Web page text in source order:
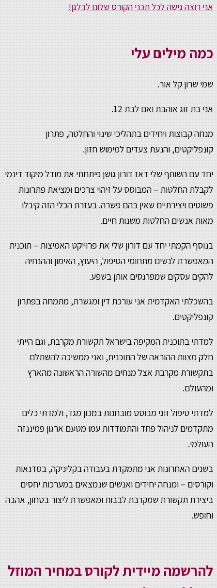
אני רוצה גישה לכל תכני הקורס שלום לבלגן!
כמה מילים עלי
שמי שרון קל אור.
אני בת זוג אוהבת ואם לבת 12.
מנחה קבוצות ויחידים בתהליכי שינוי והחלטה, פתרון
קונפליקטים, והנעת צעדים למימוש חזון.
יחד עם השותף שלי דאז דורון גושן פיתחתי את מודל מיקוד דינמי
לקבלת החלטות – המבוסס על זיהוי צרכים ומציאת פתרונות
פשוטים ויצירתיים שאין בהם פשרה. בעזרת הכלי הזה קיבלו
מאות אנשים החלטות משנות חיים.
בנוסף הקמתי יחד עם דורון שלי את פרוייקט האמיצות – תוכנית
המאפשרת לנשים מתחומי הטיפול, היעוץ, האימון וההנחיה
להקים עסקים שמפרנסים אותן בשפע.
בהשכלתי האקדמית אני עורכת דין ומגשרת, מתמחה בפתרון
קונפליקטים.
למדתי בתוכנית המקיפה בישראל תקשורת מקרבת, וגם הייתי
חלק מצוות ההוראה של התוכנית, ואני ממשיכה להשתלם
בתקשורת מקרבת אצל מנחים מהשורה הראשונה מהארץ
ומהעולם.
למדתי טיפול זוגי מבוסס מובחנות במכון מגד, ולמדתי כלים
מתקדמים לניהול פחד והתמודדות עמו מטעם ארגון פמיננזה
העולמי.
בשנים האחרונות אני מתמקדת בעבודה בקליניקה, בסדנאות
וקורסים – ומנחה יחידים ואנשים שנמצאים במערכות יחסים
ביצירת תקשורת שמקרבת לבבות ומאפשרת ליצור בטחון, אהבה
וחופש.
להרשמה מיידית לקורס במחיר המוזל